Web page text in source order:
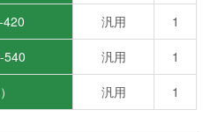
420
汎用
1
540
汎用
1
汎用 1